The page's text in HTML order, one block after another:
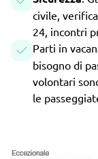
civile,
24, incontri
Parti in
bisogno di
volontari
le